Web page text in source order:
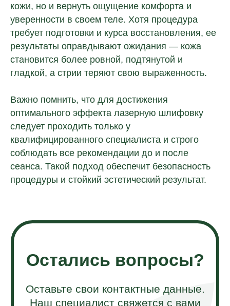
кожи, но и вернуть ощущение комфорта и
уверенности в своем теле. Хотя процедура
требует подготовки и курса восстановления, ее
результаты оправдывают ожидания — кожа
становится более ровной, подтянутой и
гладкой, а стрии теряют свою выраженность.
Важно помнить, что для достижения
оптимального эффекта лазерную шлифовку
следует проходить только у
квалифицированного специалиста и строго
соблюдать все рекомендации до и после
сеанса. Такой подход обеспечит безопасность
процедуры и стойкий эстетический результат.